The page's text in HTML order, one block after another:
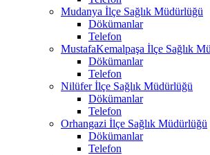
Mudanya İlçe Sağlık Müdürlüğü
Dökümanlar
Telefon
MustafaKemalpaşa İlçe Sağlık
Dökümanlar
Telefon
Nilüfer İlçe Sağlık Müdürlüğü
Dökümanlar
Telefon
Orhangazi İlçe Sağlık Müdürlüğü
Dökümanlar
Telefon